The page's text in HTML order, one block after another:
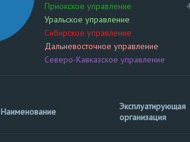
Приокское управление
Уральское управление
Сибирское управление
Дальневосточное управление
Северо-Кавказское управление
Наименование
Эксплуатирующая
организация